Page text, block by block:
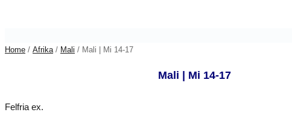
Home / Afrika / Mali / Mali | Mi 14-17
Mali | Mi 14-17
Felfria ex.